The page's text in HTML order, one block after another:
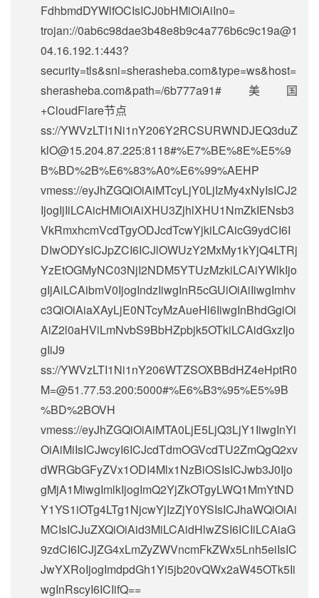
FdhbmdDYWlfOCIsICJ0bHMiOiAiIn0=
trojan://0ab6c98dae3b48e8b9c4a776b6c9c19a@1
04.16.192.1:443?
security=tls&sni=sherasheba.com&type=ws&host=
sherasheba.com&path=/6b777a91#美国
+CloudFlare节点
ss://YWVzLTI1Ni1nY206Y2RCSURWNDJEQ3duZ
klO@15.204.87.225:8118#%E7%BE%8E%E5%9
B%BD%2B%E6%83%A0%E6%99%AEHP
vmess://eyJhZGQiOiAiMTcyLjY0LjIzMy4xNyIsICJ2
IjogIjIiLCAicHMiOiAiXHU3ZjhlXHU1NmZkIENsb3
VkRmxhcmVcdTgyODJcdTcwYjkiLCAicG9ydCI6I
DIwODYsICJpZCI6ICJlOWUzY2MxMy1kYjQ4LTRj
YzEtOGMyNC03NjI2NDM5YTUzMzkiLCAiYWlkIjo
gIjAiLCAibmV0IjogIndzIiwgInR5cGUiOiAiIiwgImhv
c3QiOiAiaXAyLjE0NTcyMzAueHl6IiwgInBhdGgiOi
AiZ2l0aHViLmNvbS9BbHZpbjk5OTkiLCAidGxzIjo
gIiJ9
ss://YWVzLTI1Ni1nY206WTZSOXBBdHZ4eHptR0
M=@51.77.53.200:5000#%E6%B3%95%E5%9B
%BD%2BOVH
vmess://eyJhZGQiOiAiMTA0LjE5LjQ3LjY1IiwgInYi
OiAiMiIsICJwcyI6ICJcdTdmOGVcdTU2ZmQgQ2xv
dWRGbGFyZVx1ODI4Mlx1NzBiOSIsICJwb3J0Ijo
gMjA1MiwgImlkIjogImQ2YjZkOTgyLWQ1MmYtND
Y1YS1iOTg4LTg1NjcwYjIzZjY0YSIsICJhaWQiOiAi
MCIsICJuZXQiOiAid3MiLCAidHlwZSI6ICIiLCAiaG
9zdCI6ICJjZG4xLmZyZWVncmFkZWx5Lnh5eiIsIC
JwYXRoIjogImdpdGh1Yi5jb20vQWx2aW45OTk5Ii
wgInRscyI6ICIifQ==